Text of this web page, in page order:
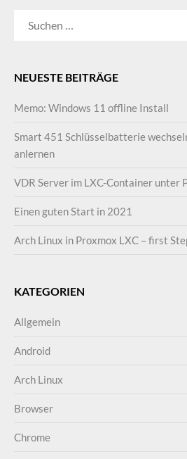
NEUESTE BEITRÄGE
Memo: Windows 11 offline Install
Smart 451 Schlüsselbatterie
anlernen
VDR Server im LXC-Container unter
Einen guten Start in 2021
Arch Linux in Proxmox LXC – first
KATEGORIEN
Allgemein
Android
Arch Linux
Browser
Chrome